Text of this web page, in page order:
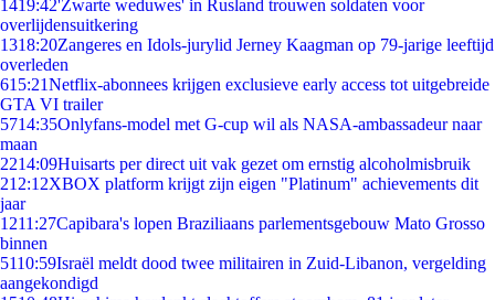
1419:42'Zwarte weduwes' in Rusland trouwen soldaten voor
overlijdensuitkering
1318:20Zangeres en Idols-jurylid Jerney Kaagman op 79-jarige leeftijd
overleden
615:21Netflix-abonnees krijgen exclusieve early access tot uitgebreide
GTA VI trailer
5714:35Onlyfans-model met G-cup wil als NASA-ambassadeur naar
maan
2214:09Huisarts per direct uit vak gezet om ernstig alcoholmisbruik
212:12XBOX platform krijgt zijn eigen "Platinum" achievements dit
jaar
1211:27Capibara's lopen Braziliaans parlementsgebouw Mato Grosso
binnen
5110:59Israël meldt dood twee militairen in Zuid-Libanon, vergelding
aangekondigd